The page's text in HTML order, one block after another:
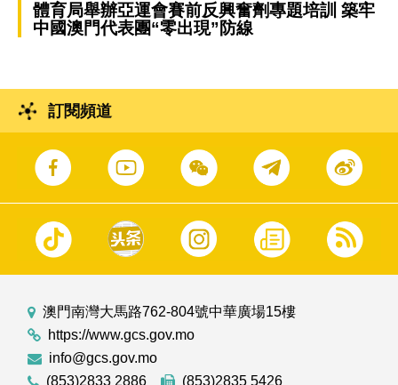
體育局舉辦亞運會賽前反興奮劑專題培訓 築牢
中國澳門代表團“零出現”防線
訂閱頻道
澳門南灣大馬路762-804號中華廣場15樓
https://www.gcs.gov.mo
info@gcs.gov.mo
(853)2833 2886
(853)2835 5426